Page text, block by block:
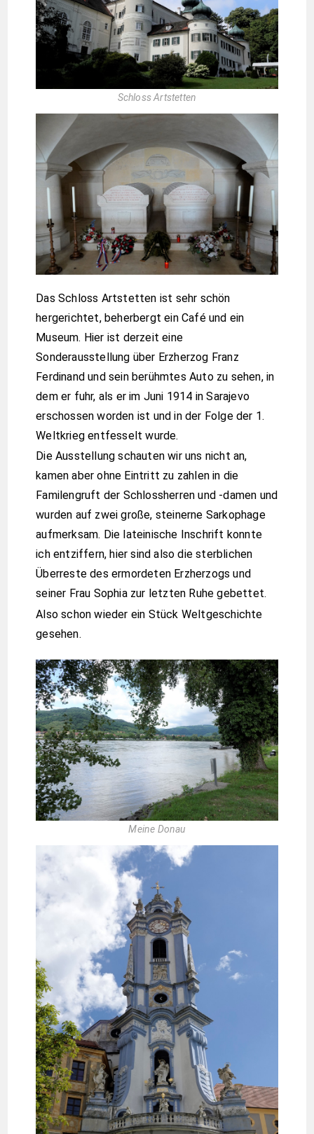
Schloss Artstetten
Das Schloss Artstetten ist sehr schön
hergerichtet, beherbergt ein Café und ein
Museum. Hier ist derzeit eine
Sonderausstellung über Erzherzog Franz
Ferdinand und sein berühmtes Auto zu sehen, in
dem er fuhr, als er im Juni 1914 in Sarajevo
erschossen worden ist und in der Folge der 1.
Weltkrieg entfesselt wurde.
Die Ausstellung schauten wir uns nicht an,
kamen aber ohne Eintritt zu zahlen in die
Familengruft der Schlossherren und -damen und
wurden auf zwei große, steinerne Sarkophage
aufmerksam. Die lateinische Inschrift konnte
ich entziffern, hier sind also die sterblichen
Überreste des ermordeten Erzherzogs und
seiner Frau Sophia zur letzten Ruhe gebettet.
Also schon wieder ein Stück Weltgeschichte
gesehen.
Meine Donau